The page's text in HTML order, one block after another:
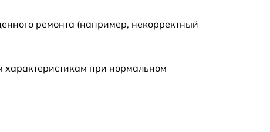
ремонта (например, некорректный
характеристикам при нормальном